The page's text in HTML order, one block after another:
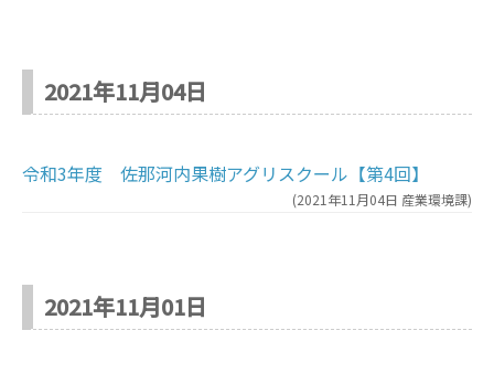
2021年11月04日
令和3年度 佐那河内果樹アグリスクール【第4回】
(2021年11月04日 産業環境課)
2021年11月01日